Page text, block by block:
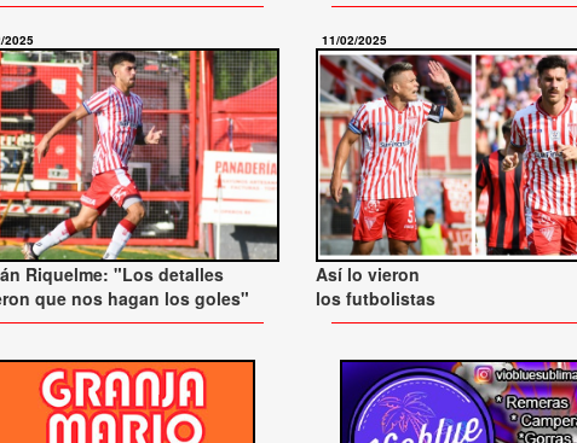
2025
Riquelme: "Los detalles
que nos hagan los goles"
11/02/2025
Así lo vieron
los futbolistas